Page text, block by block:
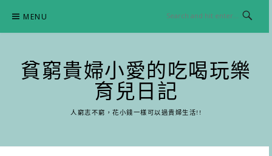
content
MENU
貧窮貴婦小愛的吃喝玩樂
育兒日記
人窮志不窮，花小錢一樣可以過貴婦生活!!